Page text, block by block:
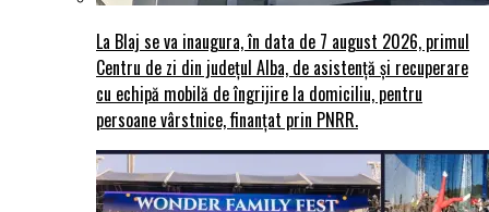
La Blaj se va inaugura, în data de 7 august 2026, primul
Centru de zi din județul Alba, de asistență și recuperare
cu echipă mobilă de îngrijire la domiciliu, pentru
persoane vârstnice, finanțat prin PNRR.